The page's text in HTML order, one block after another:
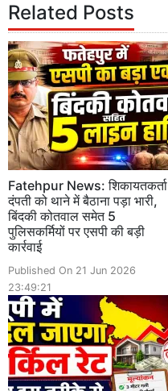
Related Posts
Fatehpur News: शिकायतकर्ता
दंपती को थाने में बैठाना पड़ा भारी,
बिंदकी कोतवाल समेत 5
पुलिसकर्मियों पर एसपी की बड़ी
कार्रवाई
Published On 21 Jun 2026
23:49:21